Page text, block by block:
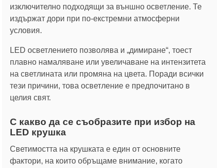
изключително подходящи за външно осветление. Те
издържат дори при по-екстремни атмосферни
условия.
LED осветлението позволява и „димиране“, тоест
плавно намаляване или увеличаване на интензитета
на светлината или промяна на цвета. Поради всички
тези причини, това осветление е предпочитано в
целия свят.
С какво да се съобразите при избор на
LED крушка
Светимостта на крушката е един от основните
фактори, на които обръщаме внимание, когато